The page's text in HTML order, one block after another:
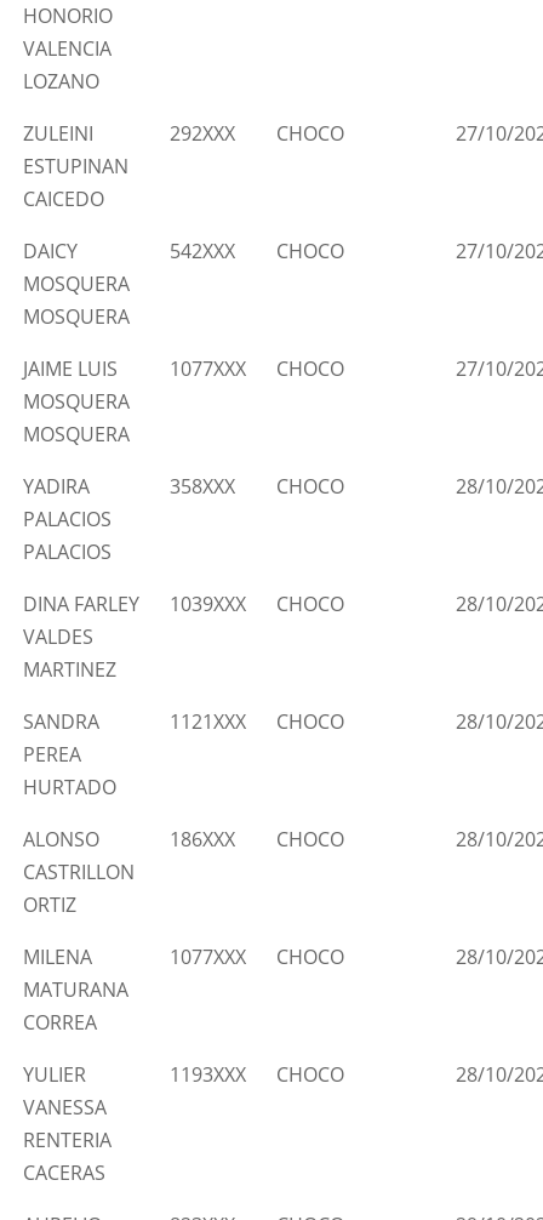
HONORIO
VALENCIA
LOZANO
ZULEINI
ESTUPINAN
CAICEDO
292XXX CHOCO 27/10/
DAICY
MOSQUERA
MOSQUERA
542XXX CHOCO 27/10/
JAIME LUIS
MOSQUERA
MOSQUERA
1077XXX CHOCO 27/10/
YADIRA
PALACIOS
PALACIOS
358XXX CHOCO 28/10/
DINA FARLEY
VALDES
MARTINEZ
1039XXX CHOCO 28/10/
SANDRA
PEREA
HURTADO
1121XXX CHOCO 28/10/
ALONSO
CASTRILLON
ORTIZ
186XXX CHOCO 28/10/
MILENA
MATURANA
CORREA
1077XXX CHOCO 28/10/
YULIER
VANESSA
RENTERIA
CACERAS
1193XXX CHOCO 28/10/